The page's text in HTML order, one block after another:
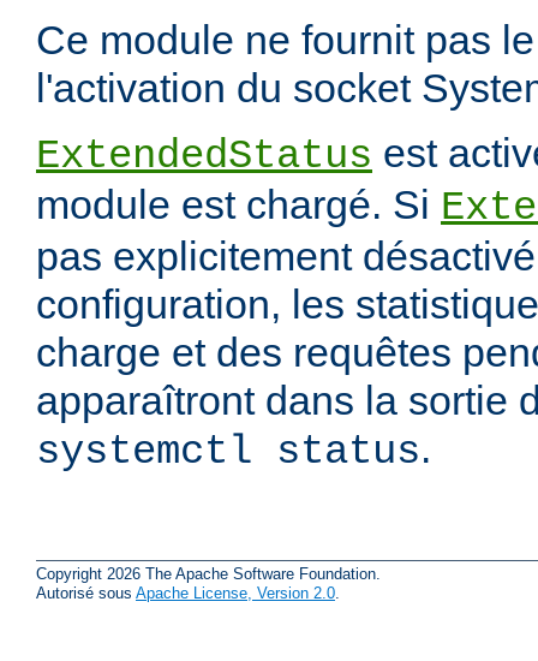
Ce module ne fournit pas
l'activation du socket
ExtendedStatus est
module est chargé. Si
pas explicitement
configuration, les
charge et des requêtes
apparaîtront dans la sortie
systemctl status.
Copyright 2026 The Apache Software Foundation.
Autorisé sous Apache License, Version 2.0